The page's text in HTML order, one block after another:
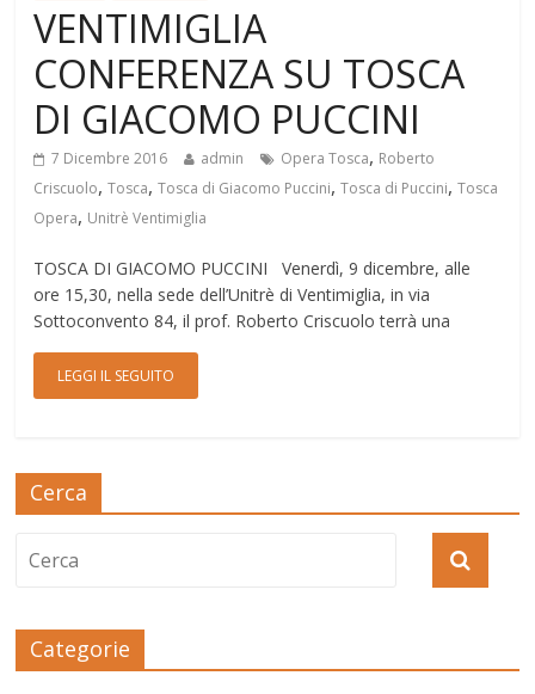
VENTIMIGLIA
CONFERENZA SU TOSCA
DI GIACOMO PUCCINI
7 Dicembre 2016 admin Opera Tosca, Roberto
Criscuolo,Tosca,Tosca di Giacomo Puccini,Tosca di Puccini,Tosca
Opera, Unitrè Ventimiglia
TOSCA DI GIACOMO PUCCINI Venerdì, 9 dicembre, alle
ore 15,30, nella sede dell’Unitrè di Ventimiglia, in via
Sottoconvento 84, il prof. Roberto Criscuolo terrà una
LEGGI IL SEGUITO
Cerca
Categorie